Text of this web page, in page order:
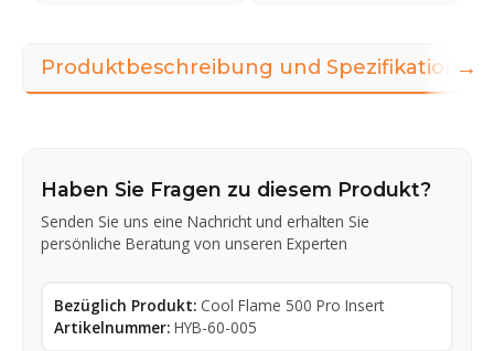
Produktbeschreibung und Spezifikationen
Haben Sie Fragen zu diesem Produkt?
Senden Sie uns eine Nachricht und erhalten Sie
persönliche Beratung von unseren Experten
Bezüglich Produkt: Cool Flame 500 Pro Insert
Artikelnummer: HYB-60-005
→